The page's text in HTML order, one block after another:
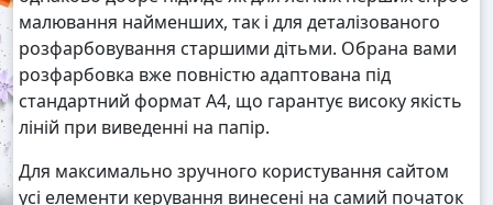
малювання найменших, так і для деталізованого
розфарбовування старшими дітьми. Обрана вами
розфарбовка вже повністю адаптована під
стандартний формат А4, що гарантує високу якість
ліній при виведенні на папір.
Для максимально зручного користування сайтом
усі елементи керування винесені на самий початок